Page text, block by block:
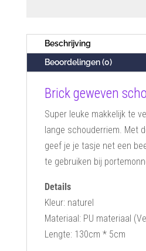
Beschrijving
Beoordelingen (0)
Brick geweven
Super leuke makkelijk te
lange schouderriem. Met
geef je je tasje net een
te gebruiken bij
Details
Kleur: naturel
Materiaal: PU materiaal
Lengte: 130cm * 5cm